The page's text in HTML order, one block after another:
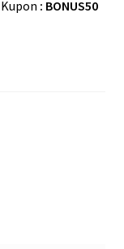
: BONUS50